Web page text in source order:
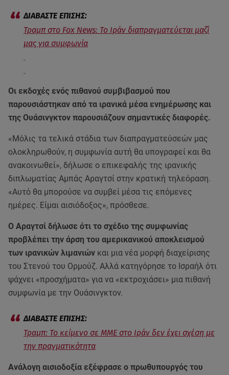
Τραμπ στο Fox News: To Ιράν διαπραγματεύεται μαζί
μας για συμφωνία
Οι εκδοχές ενός πιθανού συμβιβασμού που
παρουσιάστηκαν από τα ιρανικά μέσα ενημέρωσης και
της Ουάσινγκτον παρουσιάζουν σημαντικές διαφορές.
«Μόλις τα τελικά στάδια των διαπραγματεύσεών μας
ολοκληρωθούν, η συμφωνία αυτή θα υπογραφεί και θα
ανακοινωθεί», δήλωσε ο επικεφαλής της ιρανικής
διπλωματίας Αμπάς Αραγτσί στην κρατική τηλεόραση.
«Αυτό θα μπορούσε να συμβεί μέσα τις επόμενες
ημέρες. Είμαι αισιόδοξος», πρόσθεσε.
Ο Αραγτσί δήλωσε ότι το σχέδιο της συμφωνίας
προβλέπει την άρση του αμερικανικού αποκλεισμού
των ιρανικών λιμανιών και μια νέα μορφή διαχείρισης
του Στενού του Ορμούζ. Αλλά κατηγόρησε το Ισραήλ ότι
ψάχνει «προσχήματα» για να «εκτροχιάσει» μια πιθανή
συμφωνία με την Ουάσινγκτον.
Τραμπ: Το κείμενο σε ΜΜΕ στο Ιράν δεν έχει σχέση με
την πραγματικότητα
Ανάλογη αισιοδοξία εξέφρασε ο πρωθυπουργός του